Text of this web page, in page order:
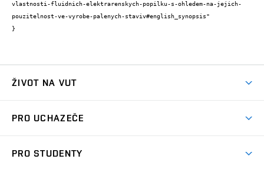
vlastnosti-fluidnich-elektrarenskych-popilku-s-ohledem-na-jejich-
pouzitelnost-ve-vyrobe-palenych-staviv#english_synopsis"
}
ŽIVOT NA VUT
Koleje
PRO UCHAZEČE
PRO STUDENTY